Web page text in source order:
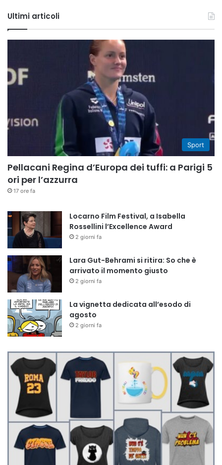
Ultimi articoli
Sport
Pellacani Regina d’Europa dei tuffi: a Parigi 5
ori per l’azzurra
17 ore fa
Locarno Film Festival, a Isabella
Rossellini l’Excellence Award
2 giorni fa
Lara Gut-Behrami si ritira: So che è
arrivato il momento giusto
2 giorni fa
La vignetta dedicata all’esodo di
agosto
2 giorni fa